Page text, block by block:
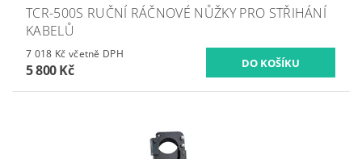
TCR-500S RUČNÍ RÁČNOVÉ NŮŽKY PRO STŘIHÁNÍ
KABELŮ
7 018 Kč včetně DPH
5 800 Kč